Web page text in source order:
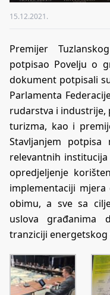
15.12.2021.
Premijer
potpisao Povelju o
dokument potpisali
Parlamenta
rudarstva i
turizma, kao i
Stavljanjem
relevantnih
opredjeljenje
implementaciji
obimu, a sve sa
uslova građanima
tranziciji energetskog